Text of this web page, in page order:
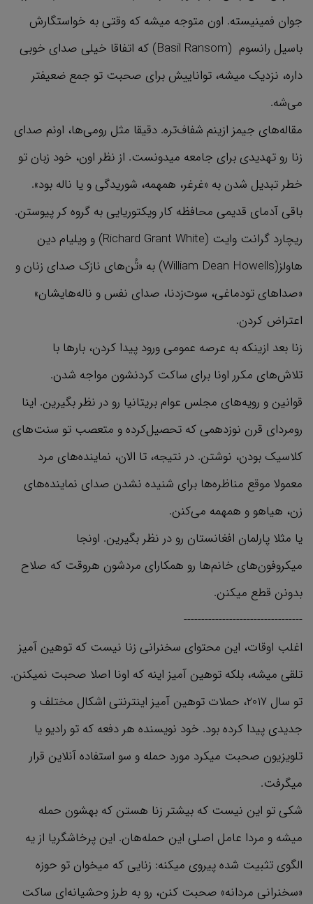
جوان فمینیسته. اون متوجه میشه که وقتی به خواستگارش
باسیل رانسوم (Basil Ransom) که اتفاقا خیلی صدای خوبی
داره، نزدیک میشه، تواناییش برای صحبت تو جمع ضعیفتر
می‌شه.
مقاله‌های جیمز ازینم شفاف‌تره. دقیقا مثل رومی‌ها، اونم صدای
زنا رو تهدیدی برای جامعه میدونست. از نظر اون، خود زبان تو
خطر تبدیل شدن به «غرغر، همهمه، شوریدگی و یا ناله بود».
باقی آدمای قدیمی محافظه کار ویکتوریایی به گروه کر پیوستن.
ریچارد گرانت وایت (Richard Grant White) و ویلیام دین
هاولز(William Dean Howells) به «تُن‌های نازک صدای زنان و
«صداهای تودماغی، سوت‌زدنا، صدای نفس و ناله‌هایشان»
اعتراض کردن.
زنا بعد ازینکه به عرصه عمومی ورود پیدا کردن، بارها با
تلاش‌های مکرر اونا برای ساکت کردنشون مواجه شدن.
قوانین و رویه‌های مجلس عوام بریتانیا رو در نظر بگیرین. اینا
رومردای قرن نوزدهمی که تحصیل‌کرده و متعصب تو سنت‌های
کلاسیک بودن، نوشتن. در نتیجه، تا الان، نماینده‌های مرد
معمولا موقع مناظره‌ها برای شنیده نشدن صدای نماینده‌های
زن، هیاهو و همهمه می‌کنن.
یا مثلا پارلمان افغانستان رو در نظر بگیرین. اونجا
میکروفون‌های خانم‌ها رو همکارای مردشون هروقت که صلاح
بدونن قطع میکنن.
----------------------------------
اغلب اوقات، این محتوای سخنرانی زنا نیست که توهین آمیز
تلقی میشه، بلکه توهین آمیز اینه که اونا اصلا صحبت نمیکنن.
تو سال 2017، حملات توهین آمیز اینترنتی اشکال مختلف و
جدیدی پیدا کرده بود. خود نویسنده هر دفعه که تو رادیو یا
تلویزیون صحبت میکرد مورد حمله و سو استفاده آنلاین قرار
میگرفت.
شکی تو این نیست که بیشتر زنا هستن که بهشون حمله
میشه و مردا عامل اصلی این حمله‌هان. این پرخاشگریا از یه
الگوی تثبیت شده پیروی میکنه: زنایی که میخوان تو حوزه
«سخنرانی مردانه» صحبت کنن، رو به طرز وحشیانه‌ای ساکت